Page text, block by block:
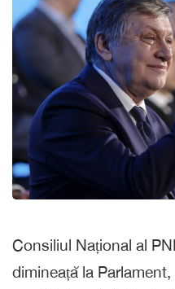
Consiliul Național al
dimineață la